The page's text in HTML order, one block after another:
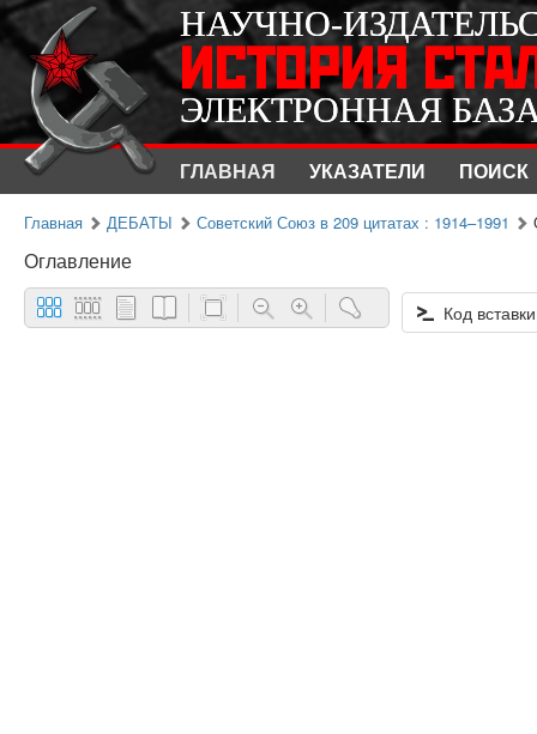
НАУЧНО-
ИСТОРИЯ
ЭЛЕКТРОННАЯ
ГЛАВНАЯ УКАЗАТЕЛИ ПОИСК
НАУЧНО-
ИСТОРИЯ
ЭЛЕКТРОННАЯ
Главная ДЕБАТЫ Советский Союз в 209 цитатах : 1914–1991
Оглавление
Код вставки